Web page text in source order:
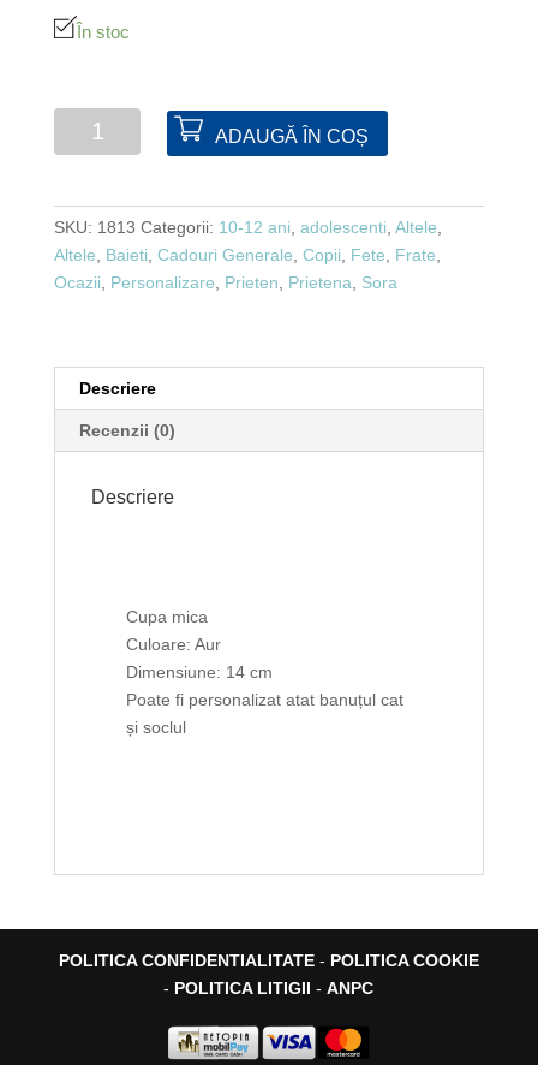
În stoc
Cantitate
-
aur
ADAUGĂ ÎN COȘ
SKU: 1813 Categorii: 10-12 ani adolescenti Altele
Altele
Baieti Cadouri Generale Copii Fete Frate
Ocazii
Personalizare Prieten Prietena Sora
Descriere
Recenzii (0)
Descriere
Cupa mica
Culoare: Aur
Dimensiune: 14 cm
Poate fi personalizat atat banuțul cat
și soclul
POLITICA CONFIDENTIALITATE- POLITICA COOKIE
- POLITICA LITIGII -ANPC